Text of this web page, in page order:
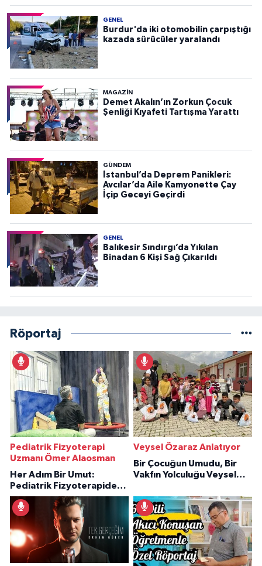
GENEL
Burdur'da iki otomobilin çarpıştığı
kazada sürücüler yaralandı
MAGAZİN
Demet Akalın’ın Zorkun Çocuk
Şenliği Kıyafeti Tartışma Yarattı
GÜNDEM
İstanbul’da Deprem Panikleri:
Avcılar’da Aile Kamyonette Çay
İçip Geceyi Geçirdi
GENEL
Balıkesir Sındırgı’da Yıkılan
Binadan 6 Kişi Sağ Çıkarıldı
Röportaj
Pediatrik Fizyoterapi
Uzmanı Ömer Alaosman
Her Adım Bir Umut:
Pediatrik Fizyoterapiden
İlham Veren Hikâyeler
Veysel Özaraz Anlatıyor
Bir Çocuğun Umudu, Bir
Vakfın Yolculuğu Veysel